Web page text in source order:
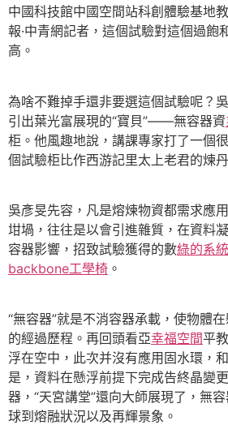
中國科技館中國空間站科創體驗基地
報·中青網記者，這個試驗對這個過飽
高。
為啥不難掉手還非要選這個試驗呢？
引出葉光富展現的“寶貝”——無容器資
柜。他風趣地說，講課專家打了一個
個試驗柜比作西游記里太上老君的煉
吳彥旻先容，凡是熔煉物資都需求應
坩堝，往往是以會引進雜質，在資料
容器影響，招致試驗獲得的數綠的系
backbone工學椅 。
“無容器”就是不消容器承載，使物體
的經過歷程。再回頭看亞幸福空間平
浮在空中，此次并沒有應用固水環，
是，資料在懸浮前提下完成告終晶變
器，“天宮講堂”還向大師展現了，無
球到熔融狀況以及再輝景象。